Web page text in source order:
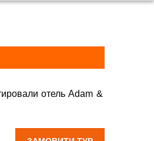
32-43,
80
- 18:00
отель Adam &